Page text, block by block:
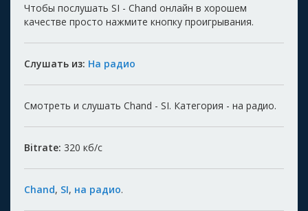
Чтобы послушать SI - Chand онлайн в хорошем
качестве просто нажмите кнопку проигрывания.
Слушать из: На радио
Смотреть и слушать Chand - SI. Категория - на радио.
Bitrate: 320 кб/с
Chand, SI, на радио.